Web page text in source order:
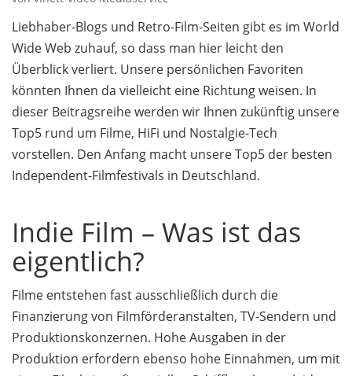
Liebhaber-Blogs und Retro-Film-Seiten gibt es im World
Wide Web zuhauf, so dass man hier leicht den
Überblick verliert. Unsere persönlichen Favoriten
könnten Ihnen da vielleicht eine Richtung weisen. In
dieser Beitragsreihe werden wir Ihnen zukünftig unsere
Top5 rund um Filme, HiFi und Nostalgie-Tech
vorstellen. Den Anfang macht unsere Top5 der besten
Independent-Filmfestivals in Deutschland.
Indie Film – Was ist das
eigentlich?
Filme entstehen fast ausschließlich durch die
Finanzierung von Filmförderanstalten, TV-Sendern und
Produktionskonzernen. Hohe Ausgaben in der
Produktion erfordern ebenso hohe Einnahmen, um mit